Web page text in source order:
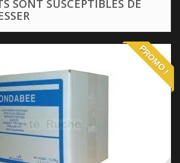
SONT SUSCEPTIBLES DE
PROMO !